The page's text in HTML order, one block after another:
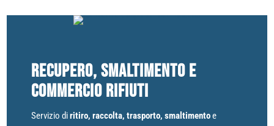
Recupero, Smaltimento e
Commercio Rifiuti
Servizio diritiro, raccolta, trasporto, smaltimentoe